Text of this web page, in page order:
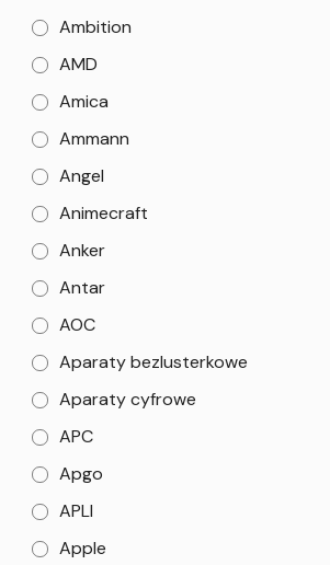
Ambition
AMD
Amica
Ammann
Angel
Animecraft
Anker
Antar
AOC
Aparaty bezlusterkowe
Aparaty cyfrowe
APC
Apgo
APLI
Apple